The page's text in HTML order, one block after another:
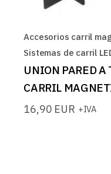
Accesorios carril
Sistemas de carril
UNION PARED A
CARRIL
16,90 EUR +IVA